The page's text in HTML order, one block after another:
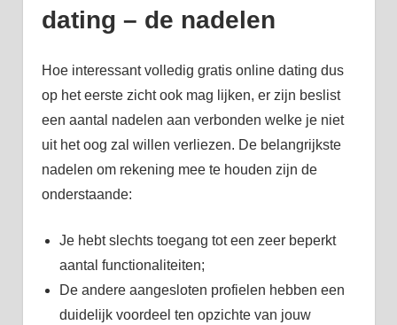
dating – de nadelen
Hoe interessant volledig gratis online dating dus
op het eerste zicht ook mag lijken, er zijn beslist
een aantal nadelen aan verbonden welke je niet
uit het oog zal willen verliezen. De belangrijkste
nadelen om rekening mee te houden zijn de
onderstaande:
Je hebt slechts toegang tot een zeer beperkt
aantal functionaliteiten;
De andere aangesloten profielen hebben een
duidelijk voordeel ten opzichte van jouw